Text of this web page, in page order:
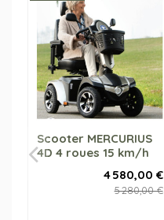
Scooter MERCURIUS
4D 4 roues 15 km/h
4 580,00 €
5 280,00 €